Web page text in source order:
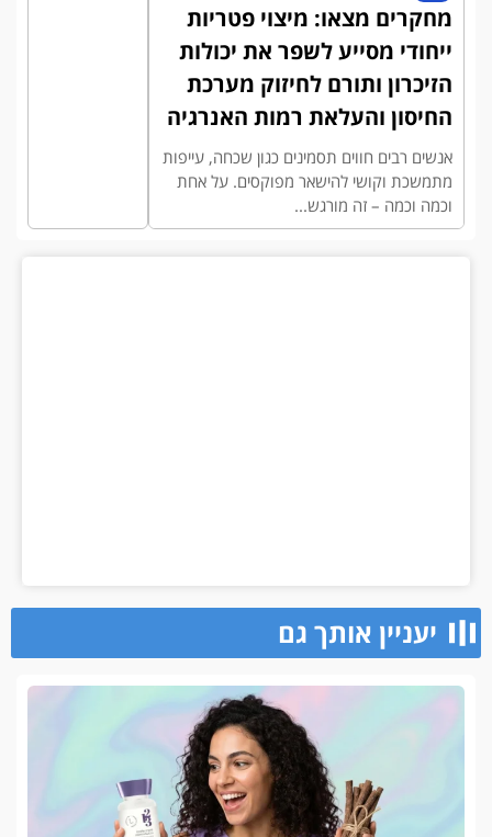
מחקרים מצאו: מיצוי פטריות
ייחודי מסייע לשפר את יכולות
הזיכרון ותורם לחיזוק מערכת
החיסון והעלאת רמות האנרגיה
אנשים רבים חווים תסמינים כגון שכחה, עייפות
מתמשכת וקושי להישאר מפוקסים. על אחת
וכמה וכמה – זה מורגש...
יעניין אותך גם